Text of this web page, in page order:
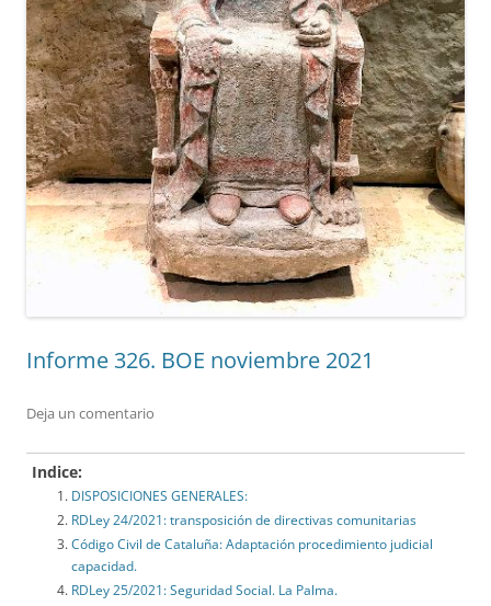
Informe 326. BOE noviembre 2021
Deja un comentario
Indice:
DISPOSICIONES GENERALES:
RDLey 24/2021: transposición de directivas comunitarias
Código Civil de Cataluña: Adaptación procedimiento judicial
capacidad.
RDLey 25/2021: Seguridad Social. La Palma.